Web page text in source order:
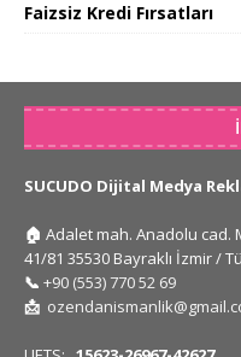
Faizsiz Kredi Fırsatları
SUCUDO Dijital Medya
🏠 Adalet mah. Anadolu cad.
41/81 35530 Bayraklı İzmir /
📞 +90 (553) 770 52 69
📩